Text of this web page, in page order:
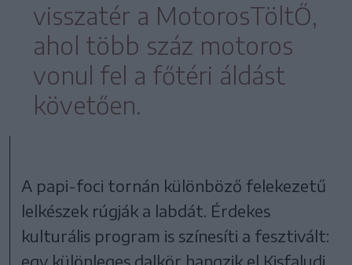
visszatér a MotorosTöltŐ,
ahol több száz motoros
vonul fel a főtéri áldást
követően.
A papi-foci tornán különböző felekezetű
lelkészek rúgják a labdát. Érdekes
kulturális program is színesíti a fesztivált:
egy különleges dalkör hangzik el Kisfaludi